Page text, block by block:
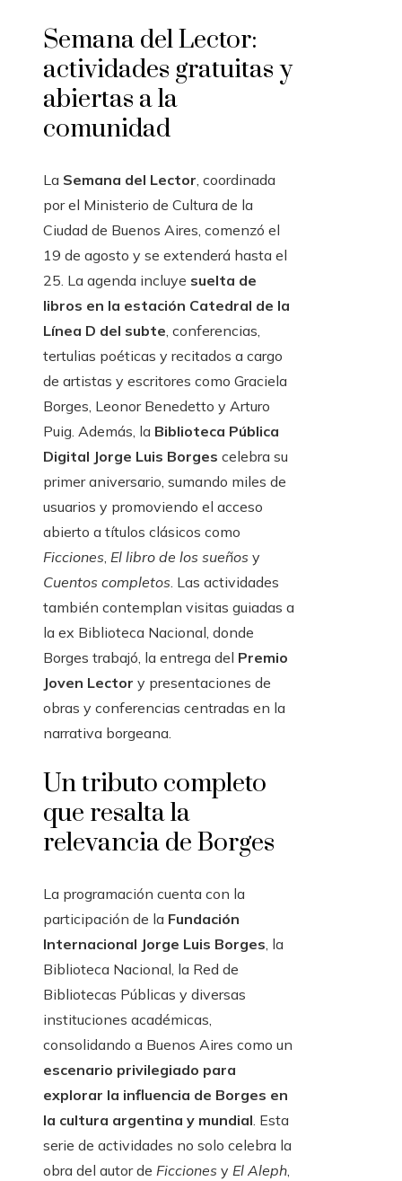
Semana del Lector:
actividades gratuitas y
abiertas a la
comunidad
La Semana del Lector, coordinada
por el Ministerio de Cultura de la
Ciudad de Buenos Aires, comenzó el
19 de agosto y se extenderá hasta el
25. La agenda incluye suelta de
libros en la estación Catedral de la
Línea D del subte, conferencias,
tertulias poéticas y recitados a cargo
de artistas y escritores como Graciela
Borges, Leonor Benedetto y Arturo
Puig. Además, la Biblioteca Pública
Digital Jorge Luis Borges celebra su
primer aniversario, sumando miles de
usuarios y promoviendo el acceso
abierto a títulos clásicos como
Ficciones, El libro de los sueños y
Cuentos completos. Las actividades
también contemplan visitas guiadas a
la ex Biblioteca Nacional, donde
Borges trabajó, la entrega del Premio
Joven Lector y presentaciones de
obras y conferencias centradas en la
narrativa borgeana.
Un tributo completo
que resalta la
relevancia de Borges
La programación cuenta con la
participación de la Fundación
Internacional Jorge Luis Borges, la
Biblioteca Nacional, la Red de
Bibliotecas Públicas y diversas
instituciones académicas,
consolidando a Buenos Aires como un
escenario privilegiado para
explorar la influencia de Borges en
la cultura argentina y mundial. Esta
serie de actividades no solo celebra la
obra del autor de Ficciones y El Aleph,